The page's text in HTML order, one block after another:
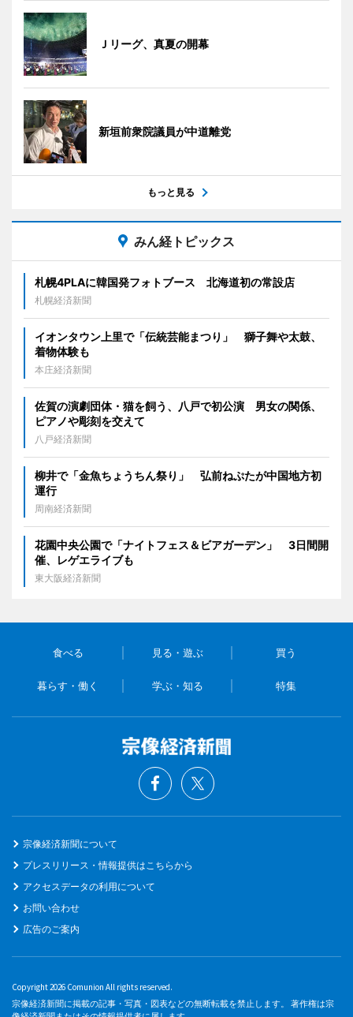
Ｊリーグ、真夏の開幕
新垣前衆院議員が中道離党
もっと見る
みん経トピックス
札幌4PLAに韓国発フォトブース 北海道初の常設店
札幌経済新聞
イオンタウン上里で「伝統芸能まつり」 獅子舞や太鼓、
着物体験も
本庄経済新聞
佐賀の演劇団体・猫を飼う、八戸で初公演 男女の関係、
ピアノや彫刻を交えて
八戸経済新聞
柳井で「金魚ちょうちん祭り」 弘前ねぷたが中国地方初
運行
周南経済新聞
花園中央公園で「ナイトフェス＆ビアガーデン」 3日間開
催、レゲエライブも
東大阪経済新聞
食べる 見る・遊ぶ 買う
暮らす・働く 学ぶ・知る 特集
宗像経済新聞について
プレスリリース・情報提供はこちらから
アクセスデータの利用について
お問い合わせ
広告のご案内
Copyright 2026 Comunion All rights reserved.
宗像経済新聞に掲載の記事・写真・図表などの無断転載を禁止します。 著作権は宗